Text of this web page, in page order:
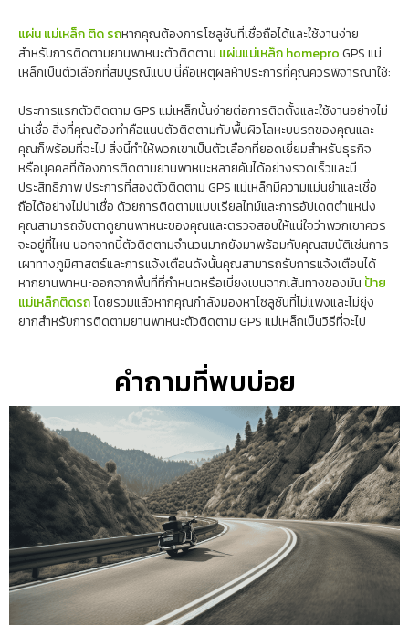
แผ่น แม่เหล็ก ติด รถหากคุณต้องการโซลูชันที่เชื่อถือได้และใช้งานง่าย
สำหรับการติดตามยานพาหนะตัวติดตาม แผ่นแม่เหล็ก homeproGPS แม่
เหล็กเป็นตัวเลือกที่สมบูรณ์แบบ นี่คือเหตุผลห้าประการที่คุณควรพิจารณาใช้:
ประการแรกตัวติดตาม GPS แม่เหล็กนั้นง่ายต่อการติดตั้งและใช้งานอย่างไม่
น่าเชื่อ สิ่งที่คุณต้องทำคือแนบตัวติดตามกับพื้นผิวโลหะบนรถของคุณและ
คุณก็พร้อมที่จะไป สิ่งนี้ทำให้พวกเขาเป็นตัวเลือกที่ยอดเยี่ยมสำหรับธุรกิจ
หรือบุคคลที่ต้องการติดตามยานพาหนะหลายคันได้อย่างรวดเร็วและมี
ประสิทธิภาพ ประการที่สองตัวติดตาม GPS แม่เหล็กมีความแม่นยำและเชื่อ
ถือได้อย่างไม่น่าเชื่อ ด้วยการติดตามแบบเรียลไทม์และการอัปเดตตำแหน่ง
คุณสามารถจับตาดูยานพาหนะของคุณและตรวจสอบให้แน่ใจว่าพวกเขาควร
จะอยู่ที่ไหน นอกจากนี้ตัวติดตามจำนวนมากยังมาพร้อมกับคุณสมบัติเช่นการ
เผาทางภูมิศาสตร์และการแจ้งเตือนดังนั้นคุณสามารถรับการแจ้งเตือนได้
หากยานพาหนะออกจากพื้นที่ที่กำหนดหรือเบี่ยงเบนจากเส้นทางของมัน ป้าย
แม่เหล็กติดรถโดยรวมแล้วหากคุณกำลังมองหาโซลูชันที่ไม่แพงและไม่ยุ่ง
ยากสำหรับการติดตามยานพาหนะตัวติดตาม GPS แม่เหล็กเป็นวิธีที่จะไป
คำถามที่พบบ่อย